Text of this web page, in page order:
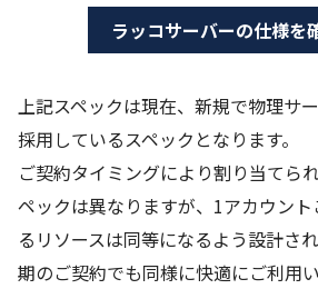
ラッコサーバーの仕様を
上記スペックは現在、新規で物理サ
採用しているスペックとなります。
ご契約タイミングにより割り当てら
ペックは異なりますが、1アカウン
るリソースは同等になるよう設計さ
期のご契約でも同様に快適にご利用い